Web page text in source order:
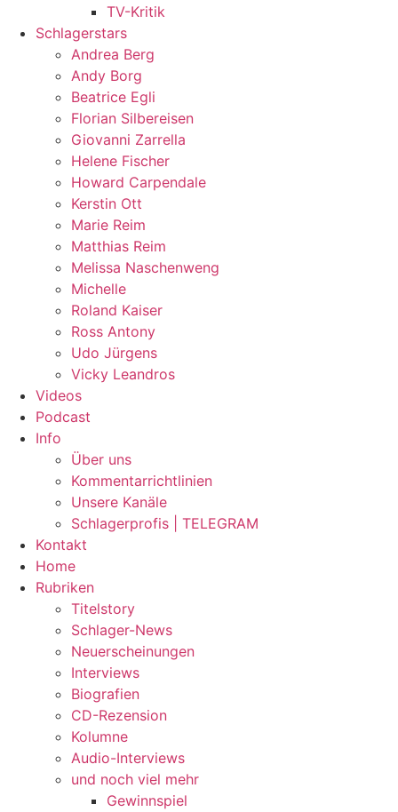
TV-Kritik
Schlagerstars
Andrea Berg
Andy Borg
Beatrice Egli
Florian Silbereisen
Giovanni Zarrella
Helene Fischer
Howard Carpendale
Kerstin Ott
Marie Reim
Matthias Reim
Melissa Naschenweng
Michelle
Roland Kaiser
Ross Antony
Udo Jürgens
Vicky Leandros
Videos
Podcast
Info
Über uns
Kommentarrichtlinien
Unsere Kanäle
Schlagerprofis | TELEGRAM
Kontakt
Home
Rubriken
Titelstory
Schlager-News
Neuerscheinungen
Interviews
Biografien
CD-Rezension
Kolumne
Audio-Interviews
und noch viel mehr
Gewinnspiel